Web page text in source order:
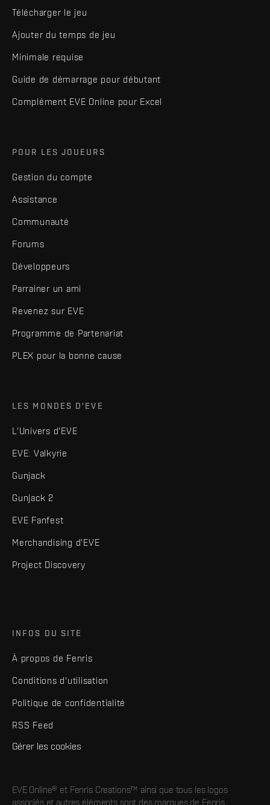
Télécharger le jeu
Ajouter du temps de jeu
Minimale requise
Guide de démarrage pour débutant
Complément EVE Online pour Excel
POUR LES JOUEURS
Gestion du compte
Assistance
Communauté
Forums
Développeurs
Parrainer un ami
Revenez sur EVE
Programme de Partenariat
PLEX pour la bonne cause
LES MONDES D'EVE
L'Univers d'EVE
EVE: Valkyrie
Gunjack
Gunjack 2
EVE Fanfest
Merchandising d'EVE
Project Discovery
INFOS DU SITE
À propos de Fenris
Conditions d'utilisation
Politique de confidentialité
RSS Feed
Gérer les cookies
EVE Online® et Fenris Creations™ ainsi que tous les logos
associés et autres éléments sont des marques de Fenris